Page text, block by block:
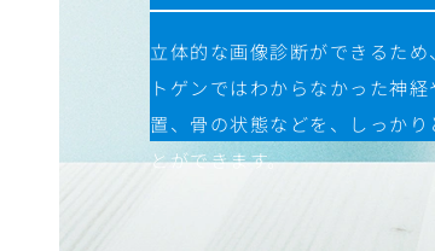
立体的な画像診断ができるため
トゲンではわからなかった神経
置、骨の状態などを、しっかり
とができます。